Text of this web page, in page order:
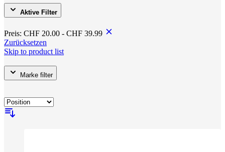
Aktive Filter
Preis: CHF 20.00 - CHF 39.99
Zurücksetzen
Skip to product list
Marke filter